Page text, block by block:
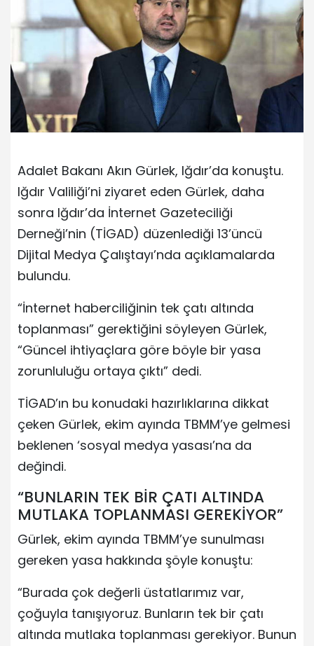
Adalet Bakanı Akın Gürlek, Iğdır’da konuştu.
Iğdır Valiliği’ni ziyaret eden Gürlek, daha
sonra Iğdır’da İnternet Gazeteciliği
Derneği’nin (TİGAD) düzenlediği 13’üncü
Dijital Medya Çalıştayı’nda açıklamalarda
bulundu.
“İnternet haberciliğinin tek çatı altında
toplanması” gerektiğini söyleyen Gürlek,
“Güncel ihtiyaçlara göre böyle bir yasa
zorunluluğu ortaya çıktı” dedi.
TİGAD’ın bu konudaki hazırlıklarına dikkat
çeken Gürlek, ekim ayında TBMM’ye gelmesi
beklenen ‘sosyal medya yasası’na da
değindi.
“BUNLARIN TEK BİR ÇATI ALTINDA
MUTLAKA TOPLANMASI GEREKİYOR”
Gürlek, ekim ayında TBMM’ye sunulması
gereken yasa hakkında şöyle konuştu:
“Burada çok değerli üstatlarımız var,
çoğuyla tanışıyoruz. Bunların tek bir çatı
altında mutlaka toplanması gerekiyor. Bunun